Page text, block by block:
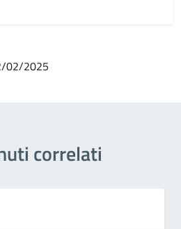
02/2025
correlati